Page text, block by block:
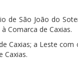
de São João do
Comarca de Caxias.
Caxias; a Leste com
Caxias.